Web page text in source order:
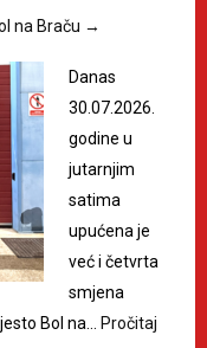
na Braču →
Danas
30.07.2026.
godine u
jutarnjim
satima
upućena je
već i četvrta
smjena
Bol na…
Pročitaj